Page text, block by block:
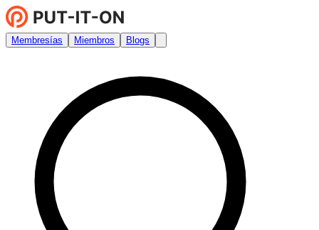
Membresías Miembros Blogs